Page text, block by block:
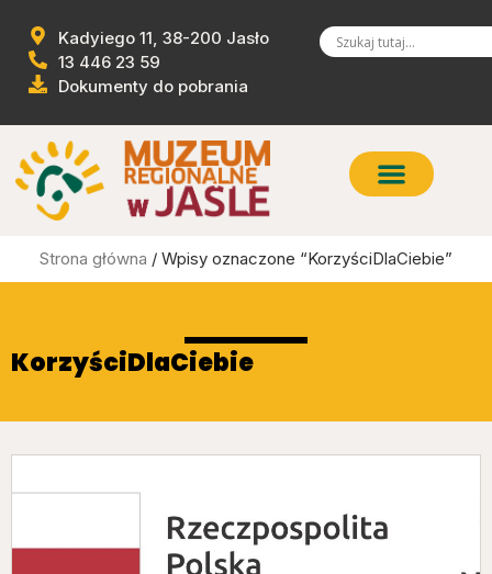
Kadyiego 11, 38-200 Jasło
13 446 23 59
Dokumenty do pobrania
Strona główna / Wpisy oznaczone “KorzyściDlaCiebie”
KorzyściDlaCiebie